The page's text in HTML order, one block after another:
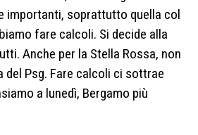
importanti, soprattutto quella col
fare calcoli. Si decide alla
Anche per la Stella Rossa, non
Psg. Fare calcoli ci sottrae
a lunedì, Bergamo più